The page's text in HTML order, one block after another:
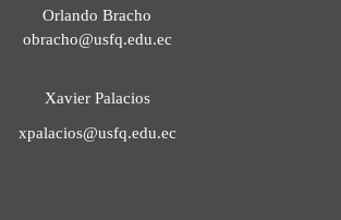
Orlando Bracho
obracho@usfq.edu.ec
Xavier Palacios
xpalacios@usfq.edu.ec